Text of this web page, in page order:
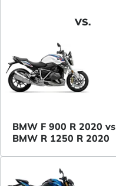
VS.
BMW F 900 R 2020 vs
BMW R 1250 R 2020